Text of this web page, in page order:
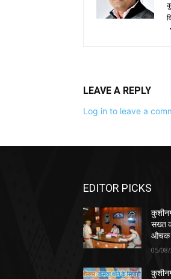
LEAVE A REPLY
Log in to leave a
EDITOR PICKS
सख्त
औचक
05/